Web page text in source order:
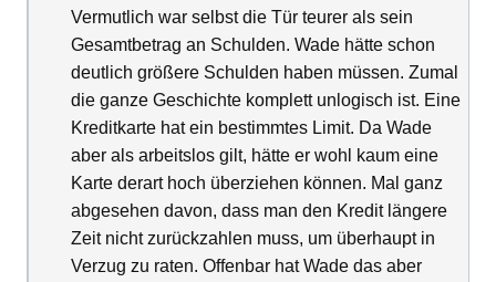
Vermutlich war selbst die Tür teurer als sein
Gesamtbetrag an Schulden. Wade hätte schon
deutlich größere Schulden haben müssen. Zumal
die ganze Geschichte komplett unlogisch ist. Eine
Kreditkarte hat ein bestimmtes Limit. Da Wade
aber als arbeitslos gilt, hätte er wohl kaum eine
Karte derart hoch überziehen können. Mal ganz
abgesehen davon, dass man den Kredit längere
Zeit nicht zurückzahlen muss, um überhaupt in
Verzug zu raten. Offenbar hat Wade das aber